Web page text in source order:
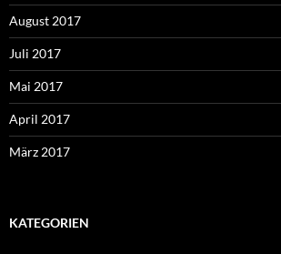
August 2017
Juli 2017
Mai 2017
April 2017
März 2017
KATEGORIEN